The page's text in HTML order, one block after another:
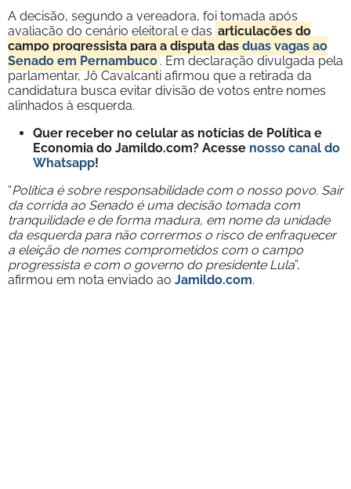
A decisão, segundo a vereadora, foi tomada após
avaliação do cenário eleitoral e das articulações do
campo progressista para a disputa das duas vagas ao
Senado em Pernambuco. Em declaração divulgada pela
parlamentar, Jô Cavalcanti afirmou que a retirada da
candidatura busca evitar divisão de votos entre nomes
alinhados à esquerda.
Quer receber no celular as notícias de Política e
Economia do Jamildo.com? Acesse nosso canal do
Whatsapp!
“Política é sobre responsabilidade com o nosso povo. Sair
da corrida ao Senado é uma decisão tomada com
tranquilidade e de forma madura, em nome da unidade
da esquerda para não corrermos o risco de enfraquecer
a eleição de nomes comprometidos com o campo
progressista e com o governo do presidente Lula”,
afirmou em nota enviado ao Jamildo.com.